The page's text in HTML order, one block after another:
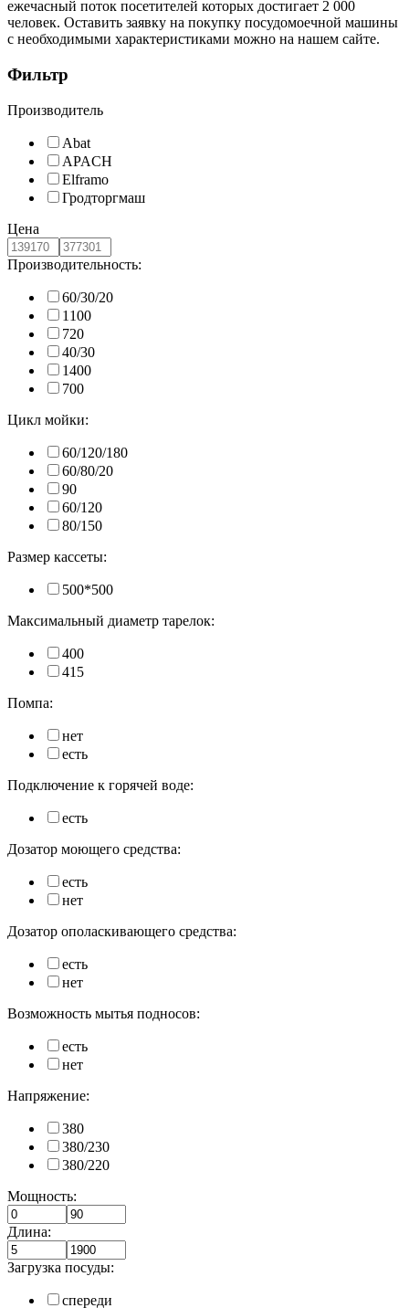
ежечасный поток посетителей которых достигает 2 000
человек. Оставить заявку на покупку посудомоечной машины
с необходимыми характеристиками можно на нашем сайте.
Фильтр
Производитель
Abat
APACH
Elframo
Гродторгмаш
Цена
Производительность:
60/30/20
1100
720
40/30
1400
700
Цикл мойки:
60/120/180
60/80/20
90
60/120
80/150
Размер кассеты:
500*500
Максимальный диаметр тарелок:
400
415
Помпа:
нет
есть
Подключение к горячей воде:
есть
Дозатор моющего средства:
есть
нет
Дозатор ополаскивающего средства:
есть
нет
Возможность мытья подносов:
есть
нет
Напряжение:
380
380/230
380/220
Мощность:
Длина:
Загрузка посуды:
спереди